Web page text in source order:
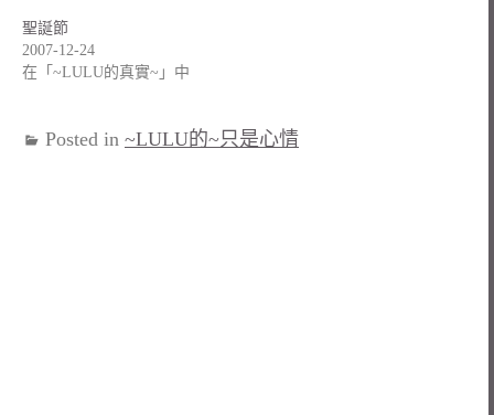
聖誕節
2007-12-24
在「~LULU的真實~」中
Posted in ~LULU的~只是心情